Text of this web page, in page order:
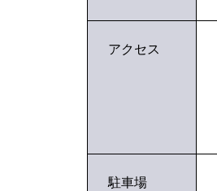
アクセス
駐車場